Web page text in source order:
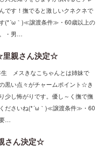
(*´ω｀)≪譲渡条件≫・60歳以上の
・男…
メスきなこちゃんとは姉妹で
黒い点々がチャームポイント☆き
少し怖がりです。優し～く撫で撫
ださいね(*´ω｀)≪譲渡条件≫・60
…
（2015年3月生）メス真ん丸なお